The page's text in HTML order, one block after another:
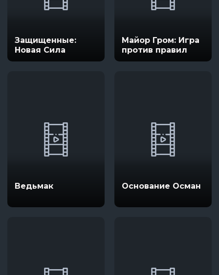
Защищенные:
Новая Сила
Майор Гром: Игра
против правил
Ведьмак Основание Осман